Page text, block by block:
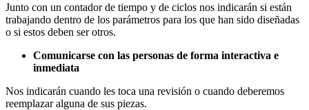
Junto con un contador de tiempo y de ciclos nos indicarán si están
trabajando dentro de los parámetros para los que han sido diseñadas
o si estos deben ser otros.
Comunicarse con las personas de forma interactiva e
inmediata
Nos indicarán cuando les toca una revisión o cuando deberemos
reemplazar alguna de sus piezas.